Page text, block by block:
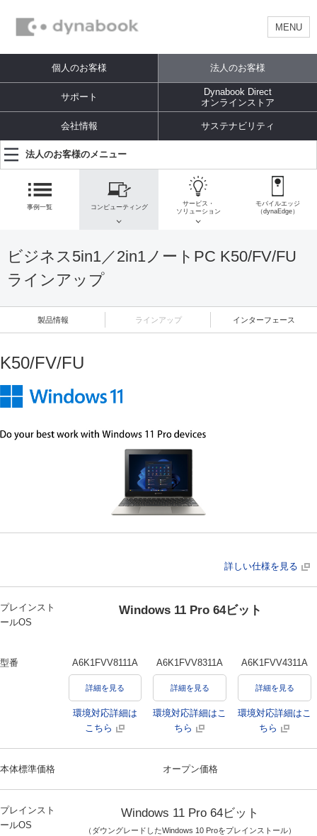
MENU
個人のお客様 法人のお客様
サポート
Dynabook Direct
オンラインストア
会社情報 サステナビリティ
法人のお客様のメニュー
事例一覧 コンピューティング
サービス・
ソリューション
モバイルエッジ
（dynaEdge）
ビジネス5in1／2in1ノートPC K50/FV/FU
ラインアップ
製品情報 ラインアップ インターフェース
K50/FV/FU
詳しい仕様を見る
プレインスト
ールOS
Windows 11 Pro 64ビット
型番 A6K1FVV8111A
詳細を見る
環境対応詳細は
こちら
A6K1FVV8311A
詳細を見る
環境対応詳細はこ
ちら
A6K1FVV4311A
詳細を見る
環境対応詳細はこ
ちら
本体標準価格 オープン価格
プレインスト
ールOS
Windows 11 Pro 64ビット
（ダウングレードしたWindows 10 Proをプレインストール）